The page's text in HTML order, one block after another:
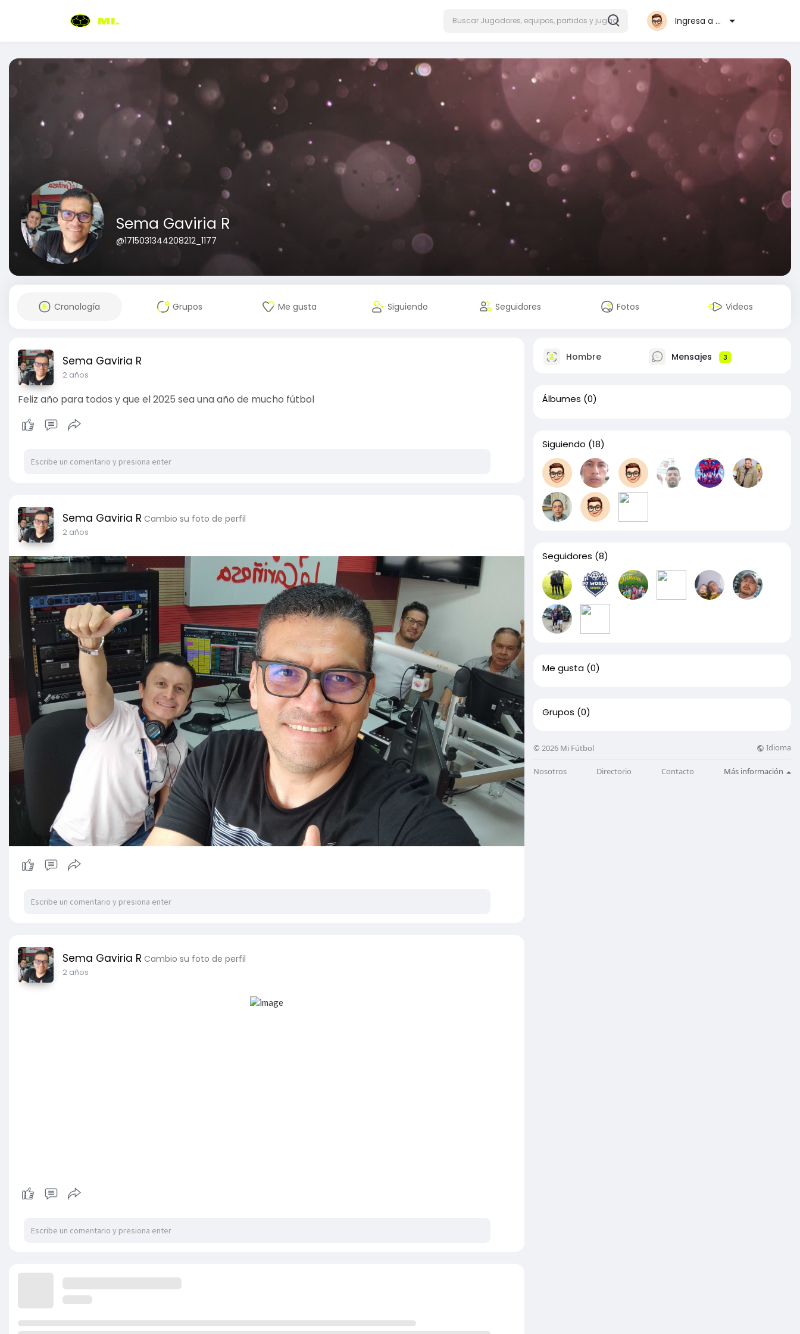
Ingresa a Mifutbol.co
Sema Gaviria R
@1715031344208212_1177
Cronología Grupos Me gusta Siguiendo Seguidores Fotos Videos
Sema Gaviria R
2 años
Feliz año para todos y que el 2025 sea una año de mucho fútbol
Sema Gaviria R Cambio su foto de perfil
2 años
Sema Gaviria R Cambio su foto de perfil
2 años
Hombre Mensajes 3
Álbumes (0)
Siguiendo (18)
Seguidores (8)
Me gusta (0)
Grupos (0)
© 2026 Mi Fútbol Idioma
Nosotros Directorio Contacto Más información